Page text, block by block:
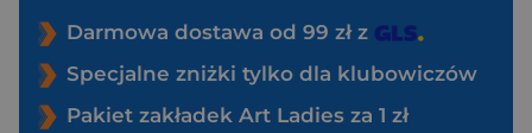
Darmowa dostawa od 99 zł z
Specjalne zniżki tylko dla klubowiczów
Pakiet zakładek Art Ladies za 1 zł